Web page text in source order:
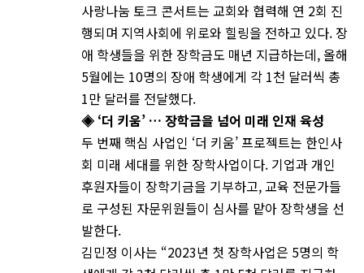
사랑나눔 토크 콘서트는 교회와 협력해 연 2회 진
행되며 지역사회에 위로와 힐링을 전하고 있다. 장
애 학생들을 위한 장학금도 매년 지급하는데, 올해
5월에는 10명의 장애 학생에게 각 1천 달러씩 총
1만 달러를 전달했다.
◈ ‘더 키움’ … 장학금을 넘어 미래 인재 육성
두 번째 핵심 사업인 ‘더 키움’ 프로젝트는 한인사
회 미래 세대를 위한 장학사업이다. 기업과 개인
후원자들이 장학기금을 기부하고, 교육 전문가들
로 구성된 자문위원들이 심사를 맡아 장학생을 선
발한다.
김민정 이사는 “2023년 첫 장학사업은 5명의 학